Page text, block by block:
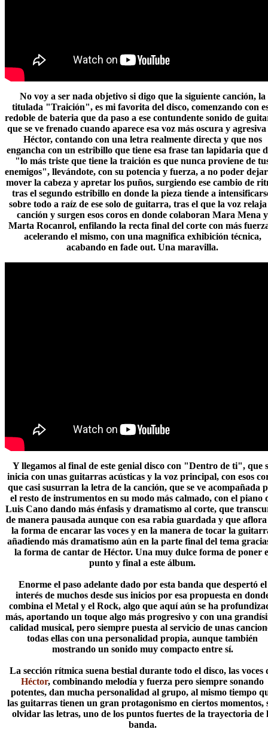
No voy a ser nada objetivo si digo que la siguiente canción, la
titulada "Traición", es mi favorita del disco, comenzando con
redoble de bateria que da paso a ese contundente sonido de
que se ve frenado cuando aparece esa voz más oscura y agresiva
Héctor, contando con una letra realmente directa y que nos
engancha con un estribillo que tiene esa frase tan lapidaria que
"lo más triste que tiene la traición es que nunca proviene de
enemigos", llevándote, con su potencia y fuerza, a no poder
mover la cabeza y apretar los puños, surgiendo ese cambio de
tras el segundo estribillo en donde la pieza tiende a
sobre todo a raíz de ese solo de guitarra, tras el que la voz
canción y surgen esos coros en donde colaboran Mara Mena y
Marta Rocanrol, enfilando la recta final del corte con más
acelerando el mismo, con una magnifica exhibición técnica,
acabando en fade out. Una maravilla.
Y llegamos al final de este genial disco con "Dentro de ti", que
inicia con unas guitarras acústicas y la voz principal, con esos
que casi susurran la letra de la canción, que se ve acompañada
el resto de instrumentos en su modo más calmado, con el piano
Luis Cano dando más énfasis y dramatismo al corte, que
de manera pausada aunque con esa rabia guardada y que aflora
la forma de encarar las voces y en la manera de tocar la
añadiendo más dramatismo aún en la parte final del tema
la forma de cantar de Héctor. Una muy dulce forma de poner
punto y final a este álbum.
Enorme el paso adelante dado por esta banda que despertó el
interés de muchos desde sus inicios por esa propuesta en
combina el Metal y el Rock, algo que aquí aún se ha
más, aportando un toque algo más progresivo y con una
calidad musical, pero siempre puesta al servicio de unas
todas ellas con una personalidad propia, aunque también
mostrando un sonido muy compacto entre sí.
La sección rítmica suena bestial durante todo el disco, las voces
Héctor, combinando melodía y fuerza pero siempre sonando
potentes, dan mucha personalidad al grupo, al mismo tiempo
las guitarras tienen un gran protagonismo en ciertos momentos,
olvidar las letras, uno de los puntos fuertes de la trayectoria de
banda.